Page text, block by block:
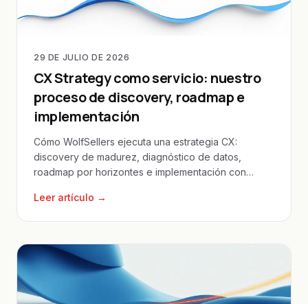
29 DE JULIO DE 2026
CX Strategy como servicio: nuestro
proceso de discovery, roadmap e
implementación
Cómo WolfSellers ejecuta una estrategia CX:
discovery de madurez, diagnóstico de datos,
roadmap por horizontes e implementación con
Leer artículo →